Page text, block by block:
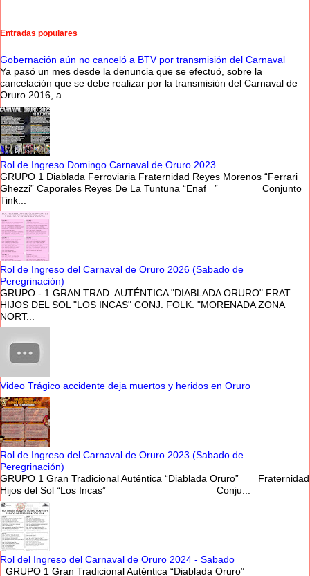
Entradas populares
Gobernación aún no canceló a BTV por transmisión del Carnaval
Ya pasó un mes desde la denuncia que se efectuó, sobre la
cancelación que se debe realizar por la transmisión del Carnaval de
Oruro 2016, a ...
Rol de Ingreso Domingo Carnaval de Oruro 2023
GRUPO 1 Diablada Ferroviaria Fraternidad Reyes Morenos “Ferrari
Ghezzi” Caporales Reyes De La Tuntuna “Enaf ” Conjunto
Tink...
Rol de Ingreso del Carnaval de Oruro 2026 (Sabado de
Peregrinación)
GRUPO - 1 GRAN TRAD. AUTÉNTICA "DIABLADA ORURO" FRAT.
HIJOS DEL SOL "LOS INCAS" CONJ. FOLK. "MORENADA ZONA
NORT...
Video Trágico accidente deja muertos y heridos en Oruro
Rol de Ingreso del Carnaval de Oruro 2023 (Sabado de
Peregrinación)
GRUPO 1 Gran Tradicional Auténtica “Diablada Oruro” Fraternidad
Hijos del Sol “Los Incas” Conju...
Rol del Ingreso del Carnaval de Oruro 2024 - Sabado
GRUPO 1 Gran Tradicional Auténtica “Diablada Oruro”